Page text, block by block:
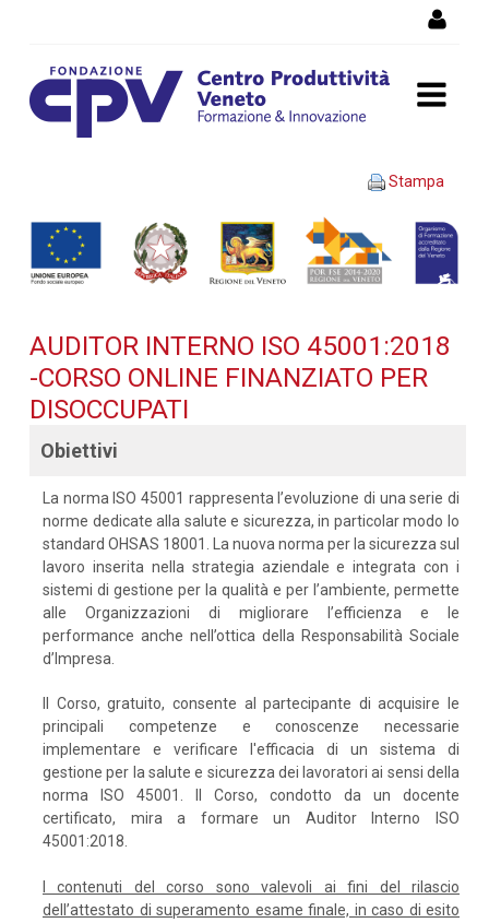
AUDITOR INTERNO ISO
45001:2018 -Corso OnLine
finanziato per disoccupati -
formazione
Stampa
AUDITOR INTERNO ISO 45001:2018
-CORSO ONLINE FINANZIATO PER
DISOCCUPATI
Obiettivi
La norma ISO 45001 rappresenta l’evoluzione di una serie di
norme dedicate alla salute e sicurezza, in particolar modo lo
standard OHSAS 18001. La nuova norma per la sicurezza sul
lavoro inserita nella strategia aziendale e integrata con i
sistemi di gestione per la qualità e per l’ambiente, permette
alle Organizzazioni di migliorare l’efficienza e le
performance anche nell’ottica della Responsabilità Sociale
d’Impresa.
Il Corso, gratuito, consente al partecipante di acquisire le
principali competenze e conoscenze necessarie
implementare e verificare l'efficacia di un sistema di
gestione per la salute e sicurezza dei lavoratori ai sensi della
norma ISO 45001. Il Corso, condotto da un docente
certificato, mira a formare un Auditor Interno ISO
45001:2018.
I contenuti del corso sono valevoli ai fini del rilascio
dell’attestato di superamento esame finale, in caso di esito